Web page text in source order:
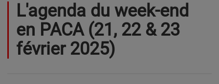
L'agenda du week-end
en PACA (21, 22 & 23
février 2025)